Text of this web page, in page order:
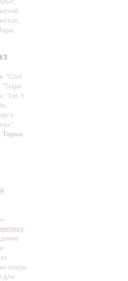
: "Cool
"Sugar
: "Let It
Торме:
:
оперы
для